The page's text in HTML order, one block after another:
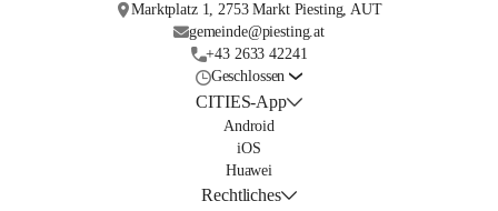
Marktplatz 1, 2753 Markt Piesting, AUT
gemeinde@piesting.at
+43 2633 42241
Geschlossen
CITIES-App
Android
iOS
Huawei
Rechtliches